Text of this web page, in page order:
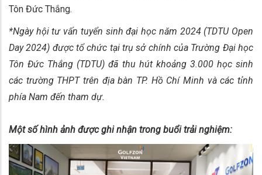
Tôn Đức Thắng.
*Ngày hội tư vấn tuyển sinh đại học năm 2024 (TDTU Open
Day 2024) được tổ chức tại trụ sở chính của Trường Đại học
Tôn Đức Thắng (TDTU) đã thu hút khoảng 3.000 học sinh
các trường THPT trên địa bàn TP. Hồ Chí Minh và các tỉnh
phía Nam đến tham dự.
Một số hình ảnh được ghi nhận trong buổi trải nghiệm: